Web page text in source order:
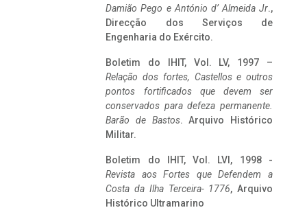
Damião Pego e António d’ Almeida Jr.,
Direcção dos Serviços de
Engenharia do Exército.
Boletim do IHIT, Vol. LV, 1997 –
Relação dos fortes, Castellos e outros
pontos fortificados que devem ser
conservados para defeza permanente.
Barão de Bastos. Arquivo Histórico
Militar.
Boletim do IHIT, Vol. LVI, 1998 -
Revista aos Fortes que Defendem a
Costa da Ilha Terceira- 1776, Arquivo
Histórico Ultramarino